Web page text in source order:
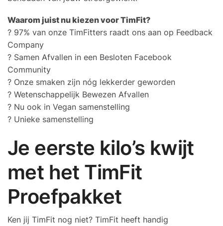
Waarom juist nu kiezen voor TimFit?
? 97% van onze TimFitters raadt ons aan op Feedback
Company
? Samen Afvallen in een Besloten Facebook
Community
? Onze smaken zijn nóg lekkerder geworden
? Wetenschappelijk Bewezen Afvallen
? Nu ook in Vegan samenstelling
? Unieke samenstelling
Je eerste kilo’s kwijt
met het TimFit
Proefpakket
Ken jij TimFit nog niet? TimFit heeft handig